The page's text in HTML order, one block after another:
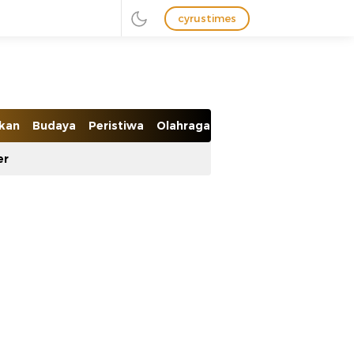
cyrustimes
Budaya Peristiwa Olahraga